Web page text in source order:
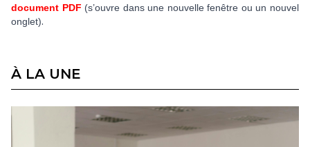
document PDF (s’ouvre dans une nouvelle fenêtre ou un nouvel
onglet).
À LA UNE